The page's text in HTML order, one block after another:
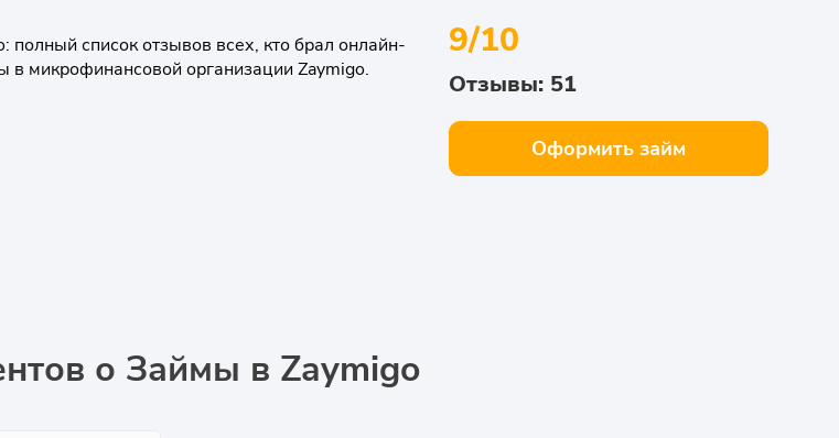
список отзывов всех, кто брал онлайн-
в микрофинансовой организации Zaymigo.
9/10
Отзывы: 51
Оформить займ
о Займы в Zaymigo